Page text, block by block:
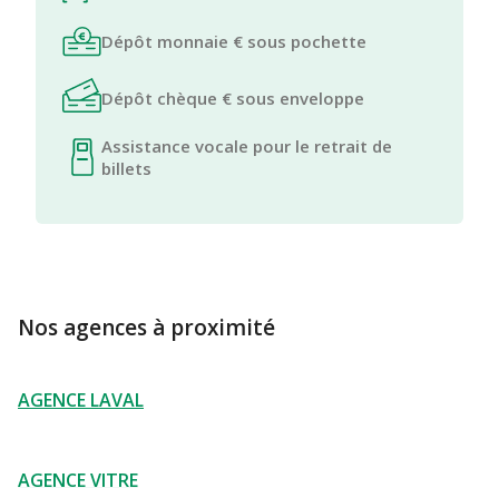
Dépôt monnaie € sous pochette
Dépôt chèque € sous enveloppe
Assistance vocale pour le retrait de
billets
Nos agences à proximité
AGENCE LAVAL
AGENCE VITRE